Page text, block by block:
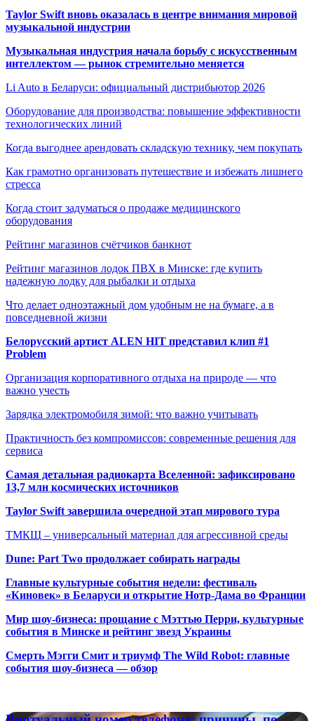
Taylor Swift вновь оказалась в центре внимания мировой
музыкальной индустрии
Музыкальная индустрия начала борьбу с искусственным
интеллектом — рынок стремительно меняется
Li Auto в Беларуси: официальный дистрибьютор 2026
Оборудование для производства: повышение эффективности
технологических линий
Когда выгоднее арендовать складскую технику, чем покупать
Как грамотно организовать путешествие и избежать лишнего
стресса
Когда стоит задуматься о продаже медицинского
оборудования
Рейтинг магазинов счётчиков банкнот
Рейтинг магазинов лодок ПВХ в Минске: где купить
надежную лодку для рыбалки и отдыха
Что делает одноэтажный дом удобным не на бумаге, а в
повседневной жизни
Белорусский артист ALEN HIT представил клип #1
Problem
Организация корпоративного отдыха на природе — что
важно учесть
Зарядка электромобиля зимой: что важно учитывать
Практичность без компромиссов: современные решения для
сервиса
Самая детальная радиокарта Вселенной: зафиксировано
13,7 млн космических источников
Taylor Swift завершила очередной этап мирового тура
ТМКЩ – универсальный материал для агрессивной среды
Dune: Part Two продолжает собирать награды
Главные культурные события недели: фестиваль
«Киновек» в Беларуси и открытие Нотр-Дама во Франции
Мир шоу-бизнеса: прощание с Мэттью Перри, культурные
события в Минске и рейтинг звезд Украины
Смерть Мэгги Смит и триумф The Wild Robot: главные
события шоу-бизнеса — обзор
Виртуальный